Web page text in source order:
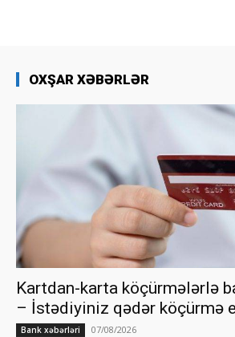
OXŞAR XƏBƏRLƏR
Kartdan-karta köçürmələrlə
– İstədiyiniz qədər köçürmə
Bank xəbərləri 07/08/2026